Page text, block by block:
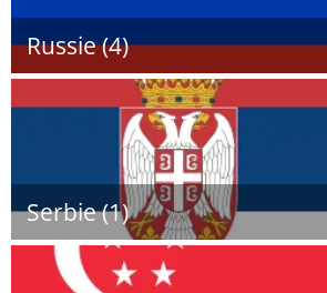
Russie (4)
Serbie (1)